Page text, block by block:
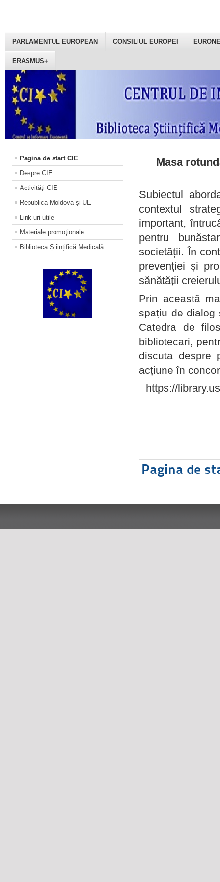
PARLAMENTUL EUROPEAN CONSILIUL EUROPEI
ERASMUS+
Pagina de start CIE
Despre CIE
Activități CIE
Republica Moldova și UE
Link-uri utile
Materiale promoţionale
Biblioteca Științifică Medicală
Masa
Subiectul
contextul
important,
pentru
societății. În
prevenției și
sănătății
Prin această
spațiu de dialog
Catedra de
bibliotecari,
discuta despre
acțiune în
https://
Pagina de